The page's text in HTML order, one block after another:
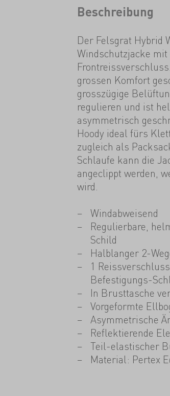
Beschreibung
Der Felsgrat Hybrid
Windschutzjacke
grossen Komfort
grosszügige
regulieren und ist
asymmetrisch
Hoody ideal fürs
zugleich als
Schlaufe kann die
angeclippt werden,
wird.
Windabweisend
Regulierbare,
Schild
Halblanger 2-
1
Befestigungs-
In Brusttasche
Vorgeformte
Asymmetrische
Reflektierende
Teil-elastischer
Material: Pertex